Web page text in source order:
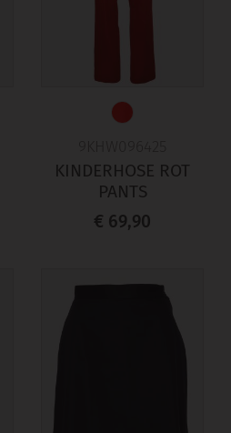
KINDERHOSE ROT
PANTS
€ 69,90